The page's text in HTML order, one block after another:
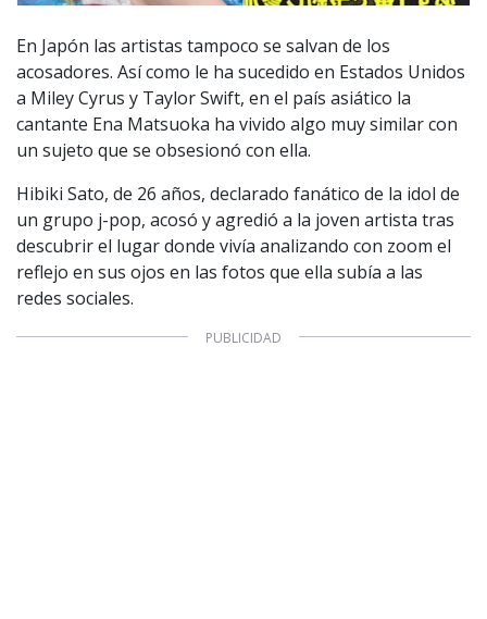
En Japón las artistas tampoco se salvan de los
acosadores. Así como le ha sucedido en Estados Unidos
a Miley Cyrus y Taylor Swift, en el país asiático la
cantante Ena Matsuoka ha vivido algo muy similar con
un sujeto que se obsesionó con ella.
Hibiki Sato, de 26 años, declarado fanático de la idol de
un grupo j-pop, acosó y agredió a la joven artista tras
descubrir el lugar donde vivía analizando con zoom el
reflejo en sus ojos en las fotos que ella subía a las
redes sociales.